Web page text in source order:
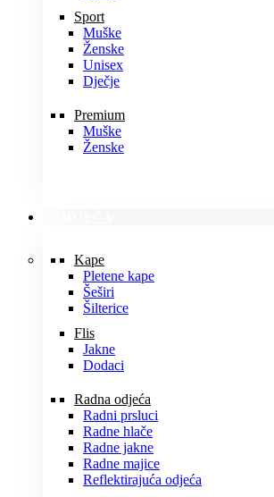
Sport
Muške
Ženske
Unisex
Dječje
Premium
Muške
Ženske
Kape
Pletene kape
Šeširi
Šilterice
Flis
Jakne
Dodaci
Radna odjeća
Radni prsluci
Radne hlače
Radne jakne
Radne majice
Reflektirajuća odjeća